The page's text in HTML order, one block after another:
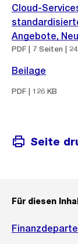
Cloud-
Angebote,
PDF | 7 Seiten |
Beilage
PDF | 126 KB
Seite
Für diesen